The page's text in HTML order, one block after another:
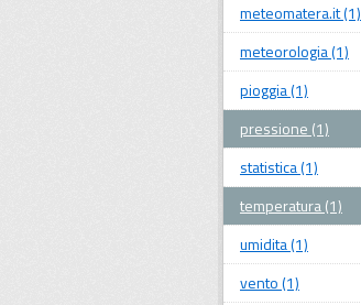
meteomatera.it (1)
meteorologia (1)
pioggia (1)
pressione (1)
statistica (1)
temperatura (1)
umidita (1)
vento (1)